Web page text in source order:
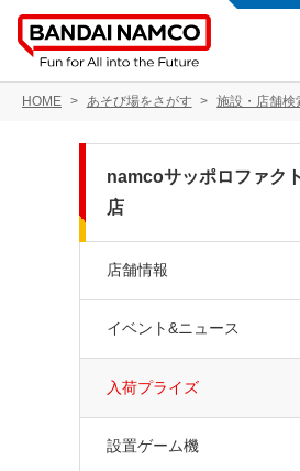
HOME あそび場をさがす 施設・店舗検
namcoサッポロファク
店
店舗情報
イベント&ニュース
入荷プライズ
設置ゲーム機